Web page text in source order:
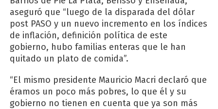
aseguró que “luego de la disparada del dólar
post PASO y un nuevo incremento en los índices
de inflación, definición política de este
gobierno, hubo familias enteras que le han
quitado un plato de comida”.
“El mismo presidente Mauricio Macri declaró que
éramos un poco más pobres, lo que él y su
gobierno no tienen en cuenta que ya son más